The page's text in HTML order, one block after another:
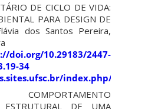
DE CICLO DE VIDA:
PARA DESIGN DE
dos Santos Pereira,
doi.org/10.29183/2447-
34
index.php/
ESTRUTURAL DE UMA